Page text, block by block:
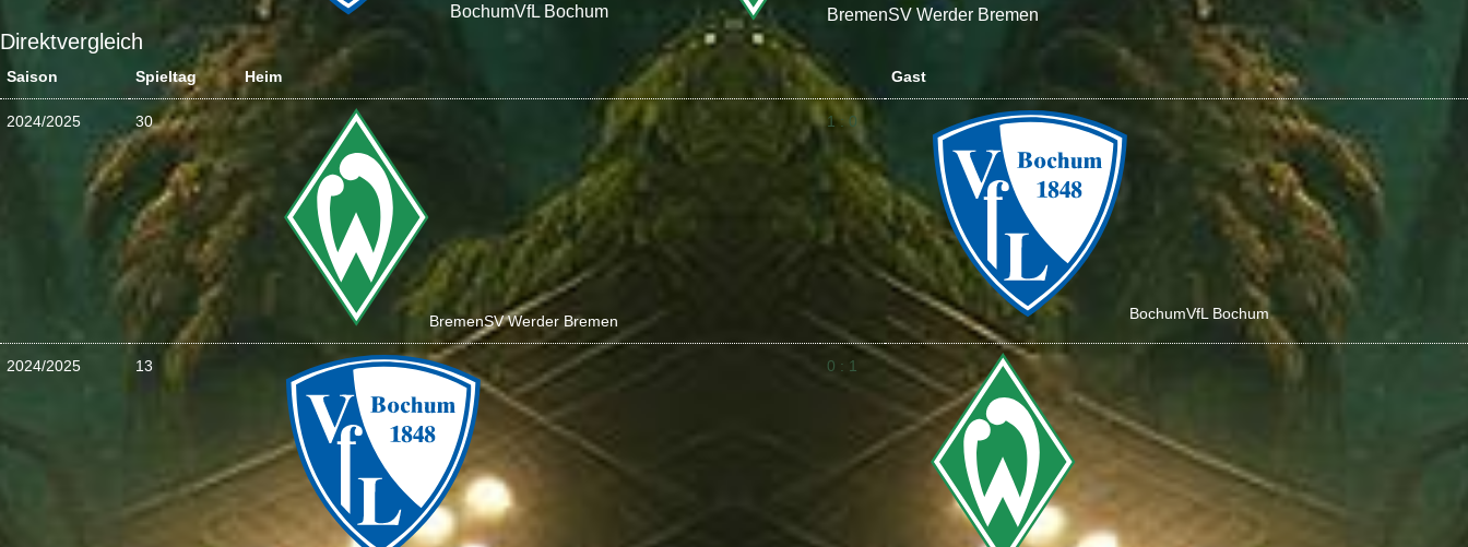
BochumVfL Bochum BremenSV Werder Bremen
Direktvergleich
Saison Spieltag Heim Gast
2024/2025 30
BremenSV Werder Bremen
1 : 0
BochumVfL Bochum
2024/2025 13 0 : 1